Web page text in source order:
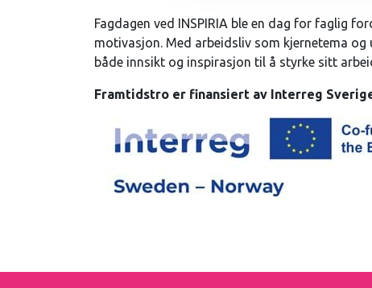
Fagdagen ved INSPIRIA ble en dag for faglig
motivasjon. Med arbeidsliv som kjernetema
både innsikt og inspirasjon til å styrke sitt
Framtidstro er finansiert av Interreg